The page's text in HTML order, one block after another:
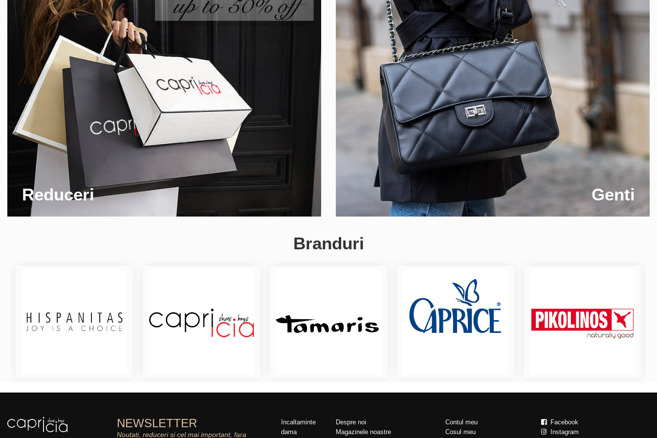
Reduceri Genti
Branduri
NEWSLETTER
Noutati, reduceri si cel mai important, fara
Incaltaminte
dama
Despre noi
Magazinele noastre
Contul meu
Cosul meu
Facebook
Instagram